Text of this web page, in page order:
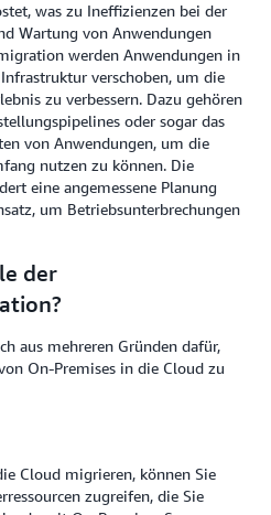
was zu Ineffizienzen bei der
Wartung von Anwendungen
werden Anwendungen in
verschoben, um die
zu verbessern. Dazu gehören
oder sogar das
von Anwendungen, um die
nutzen zu können. Die
eine angemessene Planung
um Betriebsunterbrechungen
der
aus mehreren Gründen dafür,
On-Premises in die Cloud zu
Cloud migrieren, können Sie
zugreifen, die Sie